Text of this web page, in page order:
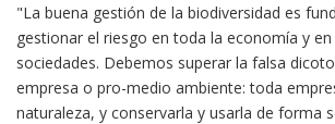
"La buena gestión de la biodiversidad es
gestionar el riesgo en toda la economía y
sociedades. Debemos superar la falsa
empresa o pro-medio ambiente: toda
naturaleza, y conservarla y usarla de forma